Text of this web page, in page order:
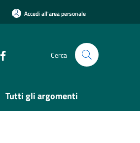
Accedi all'area personale
Cerca
Tutti gli argomenti